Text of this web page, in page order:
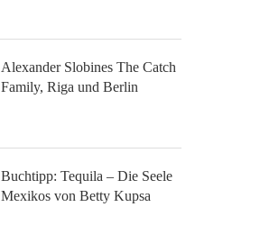
Alexander Slobines The Catch
Family, Riga und Berlin
Buchtipp: Tequila – Die Seele
Mexikos von Betty Kupsa